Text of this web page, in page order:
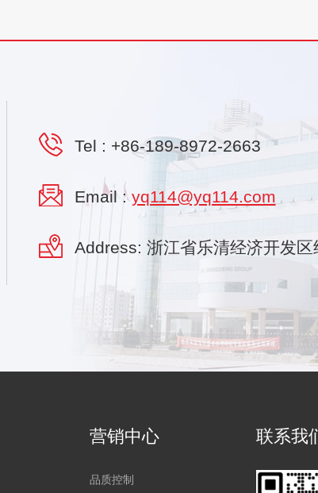
Tel : +86-189-8972-2663
Email :yq114@yq114.com
Address: 浙江省乐清经济开发
营销中心
品质控制
联系我